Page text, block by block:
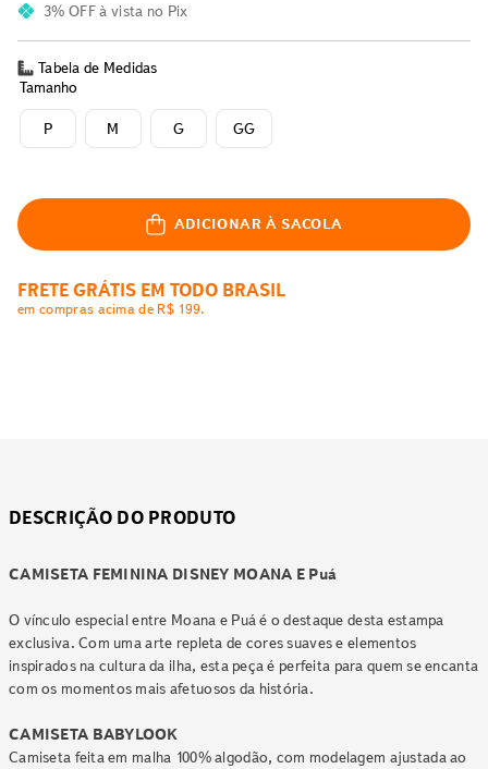
3% OFFà vista no Pix
Tabela de Medidas
Tamanho
P G
M GG
ADICIONAR À SACOLA
FRETE GRÁTIS EM TODO BRASIL
em compras acima de R$ 199.
DESCRIÇÃO DO PRODUTO
CAMISETA FEMININA DISNEY MOANA E Puá
O vínculo especial entre Moana e Puá é o destaque desta estampa
exclusiva. Com uma arte repleta de cores suaves e elementos
inspirados na cultura da ilha, esta peça é perfeita para quem se encanta
com os momentos mais afetuosos da história.
CAMISETA BABYLOOK
Camiseta feita em malha 100% algodão, com modelagem ajustada ao